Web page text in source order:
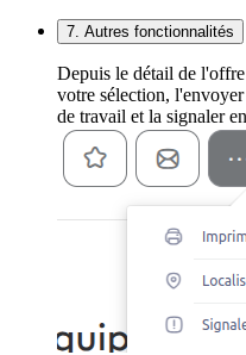
7. Autres fonctionnalités
Depuis le détail de
votre sélection,
de travail et la signaler